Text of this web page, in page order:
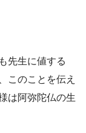
先生に値する
このことを伝え
は阿弥陀仏の生